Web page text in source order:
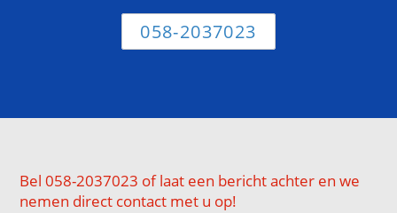
058-2037023
Bel 058-2037023 of laat een bericht achter en we
nemen direct contact met u op!